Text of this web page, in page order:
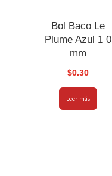
Bol Baco Le
Plume Azul 1 0
mm
$0.30
Leer más